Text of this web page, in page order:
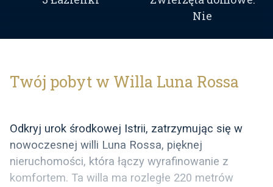
Nie
Twój pobyt w Willa Luna Rossa
Odkryj urok środkowej Istrii, zatrzymując się w
nowoczesnej willi Luna Rossa, pięknej
nieruchomości, która łączy wyrafinowanie z
komfortem. Ta willa ma rozległe 220 metrów